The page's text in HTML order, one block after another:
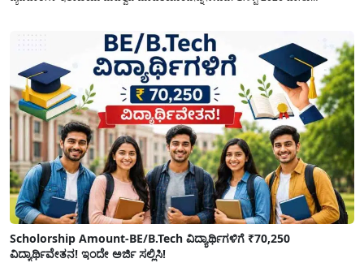
Scholorship Amount-BE/B.Tech ವಿದ್ಯಾರ್ಥಿಗಳಿಗೆ ₹70,250
ವಿದ್ಯಾರ್ಥಿವೇತನ! ಇಂದೇ ಅರ್ಜಿ ಸಲ್ಲಿಸಿ!